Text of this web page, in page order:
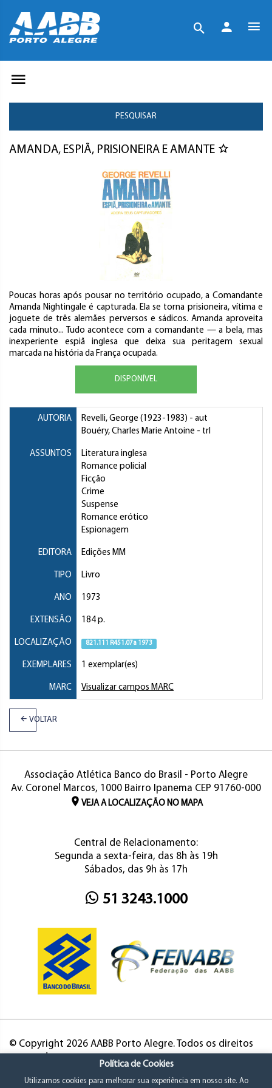
PESQUISAR
AMANDA, ESPIÃ, PRISIONEIRA E AMANTE
Poucas horas após pousar no território ocupado, a Comandante
Amanda Nightingale é capturada. Ela se torna prisioneira, vítima e
joguete de três alemães perversos e sádicos. Amanda aproveita
cada minuto... Tudo acontece com a comandante — a bela, mas
inexperiente espiã inglesa que deixa sua peritagem sexual
marcada na história da França ocupada.
DISPONÍVEL
AUTORIA Revelli, George (1923-1983) - aut
Bouéry, Charles Marie Antoine - trl
ASSUNTOS
Literatura inglesa
Romance policial
Ficção
Crime
Suspense
Romance erótico
Espionagem
EDITORA Edições MM
TIPO Livro
ANO 1973
EXTENSÃO 184 p.
LOCALIZAÇÃO 821.111 R451.07a 1973
EXEMPLARES 1 exemplar(es)
MARC Visualizar campos MARC
VOLTAR
Associação Atlética Banco do Brasil - Porto Alegre
Av. Coronel Marcos, 1000 Bairro Ipanema CEP 91760-000
VEJA A LOCALIZAÇÃO NO MAPA
Central de Relacionamento:
Segunda a sexta-feira, das 8h às 19h
Sábados, das 9h às 17h
51 3243.1000
© Copyright 2026 AABB Porto Alegre. Todos os direitos
Política de Cookies
Utilizamos cookies para melhorar sua experiência em nosso site. Ao